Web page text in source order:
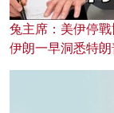
兔主席：美伊停
伊朗一早洞悉特朗